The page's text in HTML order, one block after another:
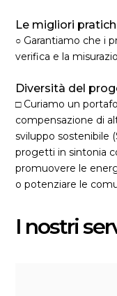
Le migliori
○ Garantiamo che i
verifica e la
Diversità del
□ Curiamo un
compensazione di
sviluppo sostenibile
progetti in sintonia
promuovere le
o potenziare le
I nostri